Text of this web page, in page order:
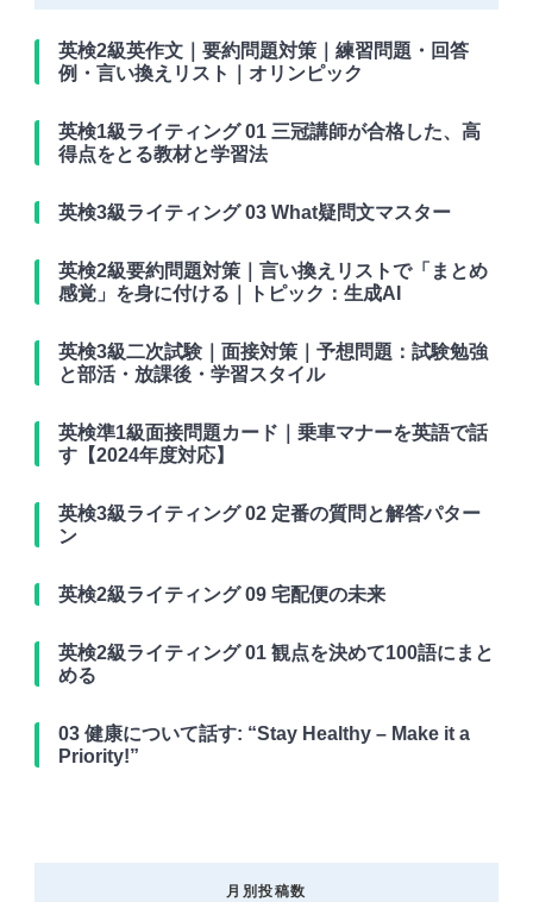
英検2級英作文｜要約問題対策｜練習問題・回答
例・言い換えリスト｜オリンピック
英検1級ライティング 01 三冠講師が合格した、高
得点をとる教材と学習法
英検3級ライティング 03 What疑問文マスター
英検2級要約問題対策｜言い換えリストで「まとめ
感覚」を身に付ける｜トピック：生成AI
英検3級二次試験｜面接対策｜予想問題：試験勉強
と部活・放課後・学習スタイル
英検準1級面接問題カード｜乗車マナーを英語で話
す【2024年度対応】
英検3級ライティング 02 定番の質問と解答パター
ン
英検2級ライティング 09 宅配便の未来
英検2級ライティング 01 観点を決めて100語にまと
める
03 健康について話す: “Stay Healthy – Make it a
Priority!”
月別投稿数